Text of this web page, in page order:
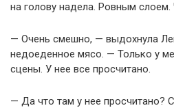
на голову надела. Ровным слоем.
— Очень смешно, — выдохнула
недоеденное мясо. — Только у
сцены. У нее все просчитано.
— Да что там у нее просчитано?